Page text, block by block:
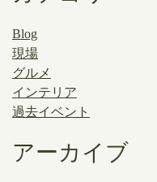
Blog
現場
グルメ
インテリア
過去イベント
アーカイブ